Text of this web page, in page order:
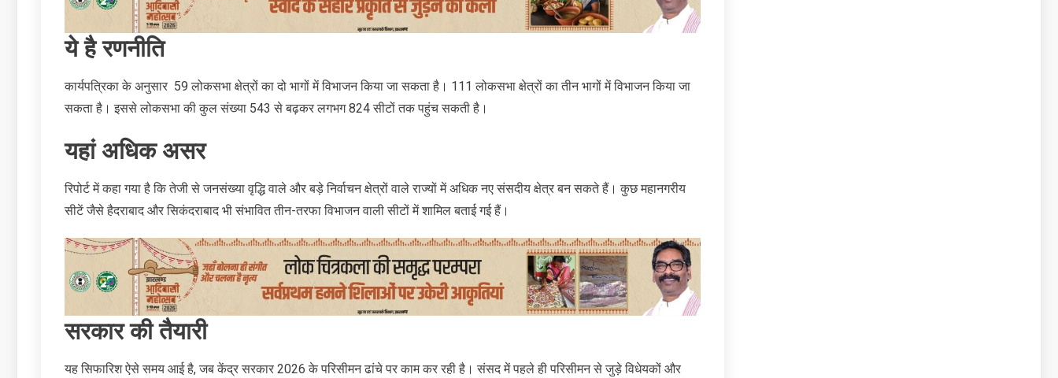
ये है रणनीति
कार्यपत्रिका के अनुसार 59 लोकसभा क्षेत्रों का दो भागों में विभाजन किया जा सकता है। 111 लोकसभा क्षेत्रों का तीन भागों में विभाजन किया जा
सकता है। इससे लोकसभा की कुल संख्या 543 से बढ़कर लगभग 824 सीटों तक पहुंच सकती है।
यहां अधिक असर
रिपोर्ट में कहा गया है कि तेजी से जनसंख्या वृद्धि वाले और बड़े निर्वाचन क्षेत्रों वाले राज्यों में अधिक नए संसदीय क्षेत्र बन सकते हैं। कुछ महानगरीय
सीटें जैसे हैदराबाद और सिकंदराबाद भी संभावित तीन-तरफा विभाजन वाली सीटों में शामिल बताई गई हैं।
सरकार की तैयारी
यह सिफारिश ऐसे समय आई है, जब केंद्र सरकार 2026 के परिसीमन ढांचे पर काम कर रही है। संसद में पहले ही परिसीमन से जुड़े विधेयकों और